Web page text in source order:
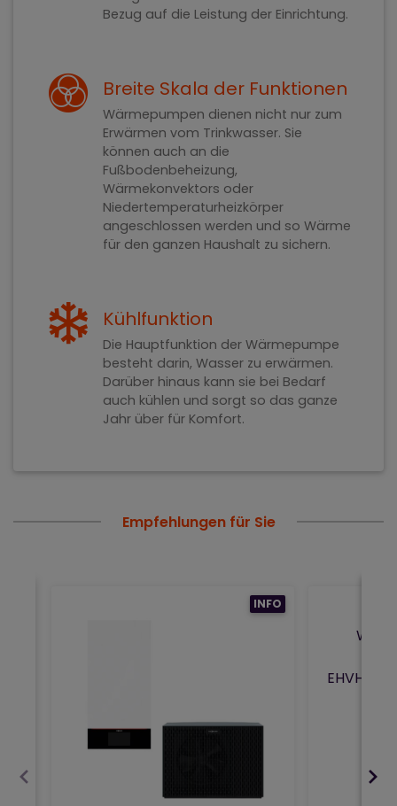
Bezug auf die Leistung der Einrichtung.
Breite Skala der Funktionen
Wärmepumpen dienen nicht nur zum
Erwärmen vom Trinkwasser. Sie
können auch an die
Fußbodenbeheizung,
Wärmekonvektors oder
Niedertemperaturheizkörper
angeschlossen werden und so Wärme
für den ganzen Haushalt zu sichern.
Kühlfunktion
Die Hauptfunktion der Wärmepumpe
besteht darin, Wasser zu erwärmen.
Darüber hinaus kann sie bei Bedarf
auch kühlen und sorgt so das ganze
Jahr über für Komfort.
Empfehlungen für Sie
INFO